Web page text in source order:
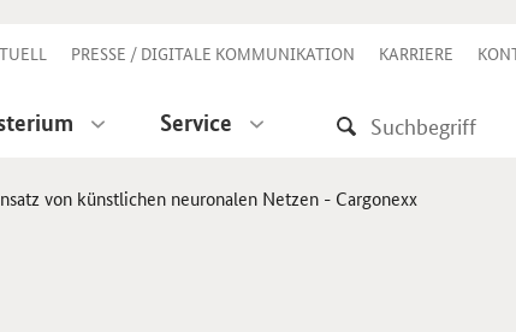
PRESSE / DIGITALE KOMMUNIKATION KARRIERE
Service
von künstlichen neuronalen Netzen - Cargonexx